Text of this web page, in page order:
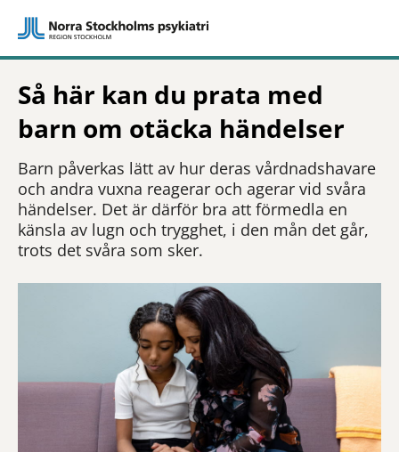
Så här kan du prata med
barn om otäcka händelser
Barn påverkas lätt av hur deras vårdnadshavare
och andra vuxna reagerar och agerar vid svåra
händelser. Det är därför bra att förmedla en
känsla av lugn och trygghet, i den mån det går,
trots det svåra som sker.